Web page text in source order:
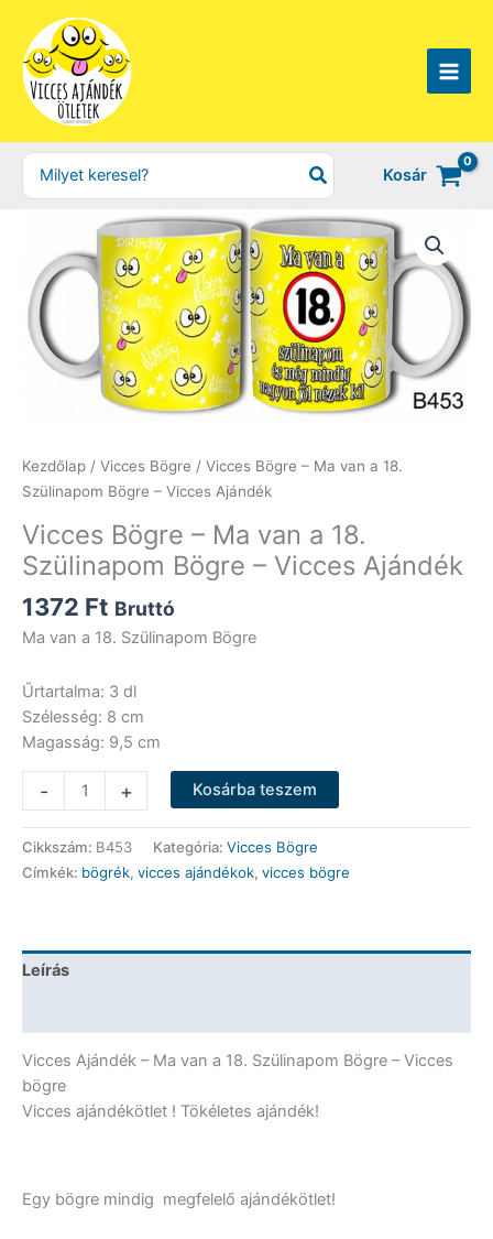
content
Search
for:
Kosár
Kezdőlap / Vicces Bögre / Vicces Bögre – Ma van a 18.
Szülinapom Bögre – Vicces Ajándék
Vicces Bögre – Ma van a 18.
Szülinapom Bögre – Vicces Ajándék
1372 Ft Bruttó
Ma van a 18. Szülinapom Bögre
Űrtartalma: 3 dl
Szélesség: 8 cm
Magasság: 9,5 cm
-
Bögre
-
Ma
van
Szülinapom
Vicces
Ajándék
mennyiség
+ Kosárba teszem
Cikkszám: B453 Kategória: Vicces Bögre
Címkék: bögrék, vicces ajándékok, vicces bögre
Leírás
Vicces Ajándék – Ma van a 18. Szülinapom Bögre – Vicces
bögre
Vicces ajándékötlet ! Tökéletes ajándék!
Egy bögre mindig megfelelő ajándékötlet!